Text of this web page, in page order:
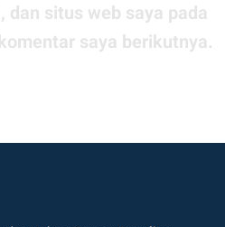
dan situs web saya pada
saya berikutnya.